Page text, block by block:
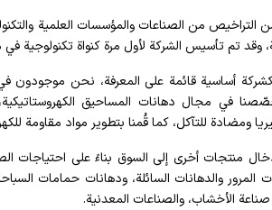
التراخيص من الصناعات والمؤسسات العلمية
وقد تم تأسيس الشركة لأول مرة كنواة تكنولوجية
أساسية قائمة على المعرفة، نحن موجودون في
في مجال دهانات المساحيق الكهروستاتيكية،
ومضادة للتآكل، كما قُمنا بتطوير مواد مقاومة
منتجات أخرى إلى السوق بناءً على احتياجات
المرور والدهانات السائلة، ودهانات حمامات
الأخشاب، والصناعات المعدنية.